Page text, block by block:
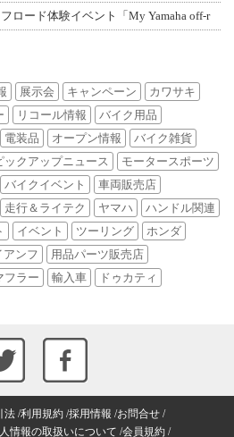
ロード体験イベント「My Yamaha off-r
展示会 キャンペーン
カワサキ
リコール情報
バイク用品
電装品 オープン情報
バイク雑貨
ックアップニュース
モータースポーツ
バイクイベント
車両販売店
走行＆ライテク ヤマハ
ハンドル関連
イベント ツーリング
ホンダ
アンフ
用品パーツ販売店
フラー 輸入車
ドゥカティ
法 利用規約 採用情報 お問合せ
情報の取扱いについて 会員規約